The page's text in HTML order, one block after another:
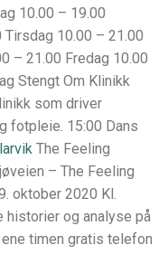
10.00 – 19.00
10.00 – 21.00
– 21.00 Fredag 10.00
Stengt Om Klinikk
som driver
fotpleie. 15:00 Dans
The Feeling
– The Feeling
oktober 2020 Kl.
og analyse på
ene timen gratis telefon